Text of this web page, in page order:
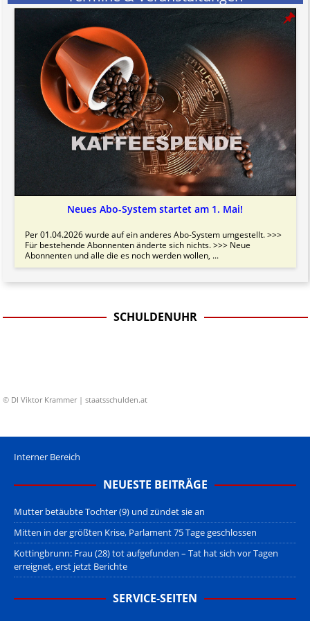
Neues Abo-System startet am 1. Mai!
Per 01.04.2026 wurde auf ein anderes Abo-System umgestellt. >>>
Für bestehende Abonnenten änderte sich nichts. >>> Neue
Abonnenten und alle die es noch werden wollen, ...
SCHULDENUHR
© DI Viktor Krammer | staatsschulden.at
Interner Bereich
NEUESTE BEITRÄGE
Mutter betäubte Tochter (9) und zündet sie an
Mitten in der größten Krise, Parlament 75 Tage geschlossen
Kottingbrunn: Frau (28) tot aufgefunden – Tat hat sich vor Tagen
erreignet, erst jetzt Berichte
SERVICE-SEITEN